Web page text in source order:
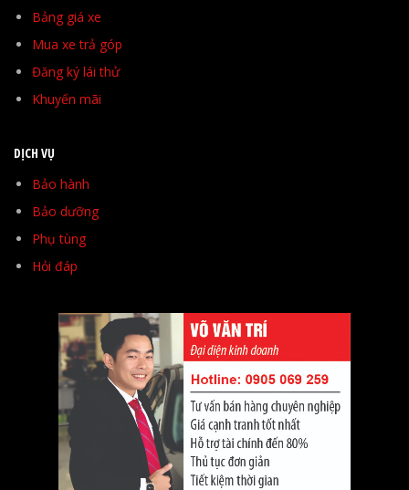
Bảng giá xe
Mua xe trả góp
Đăng ký lái thử
Khuyến mãi
DỊCH VỤ
Bảo hành
Bảo dưỡng
Phụ tùng
Hỏi đáp